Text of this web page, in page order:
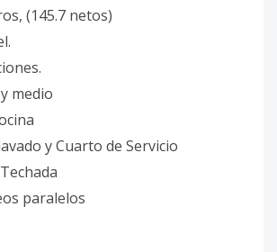
(145.7 netos)
medio
y Cuarto de Servicio
paralelos